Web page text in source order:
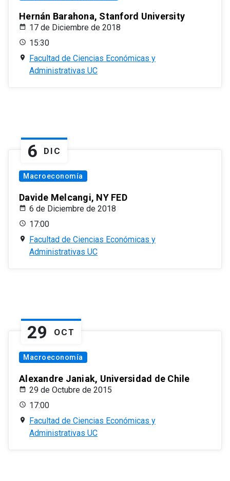
Hernán Barahona, Stanford University
17 de Diciembre de 2018
15:30
Facultad de Ciencias Económicas y
Administrativas UC
6 DIC
Macroeconomía
Davide Melcangi, NY FED
6 de Diciembre de 2018
17:00
Facultad de Ciencias Económicas y
Administrativas UC
29 OCT
Macroeconomía
Alexandre Janiak, Universidad de Chile
29 de Octubre de 2015
17:00
Facultad de Ciencias Económicas y
Administrativas UC